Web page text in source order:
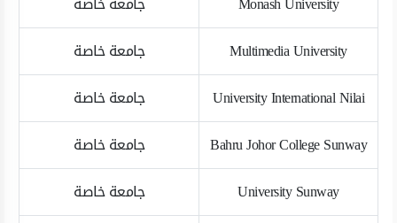
Multimedia University
جامعة خاصة
University International Nilai
جامعة خاصة
Bahru Johor College Sunway
جامعة خاصة
University Sunway
جامعة خاصة